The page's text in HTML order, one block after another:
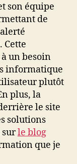
son équipe
de
Cette
un besoin
informatique
plutôt
plus, la
le site
solutions
surle blog
que je